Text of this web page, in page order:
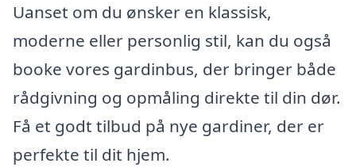
Uanset om du ønsker en klassisk,
moderne eller personlig stil, kan du også
booke vores gardinbus, der bringer både
rådgivning og opmåling direkte til din dør.
Få et godt tilbud på nye gardiner, der er
perfekte til dit hjem.